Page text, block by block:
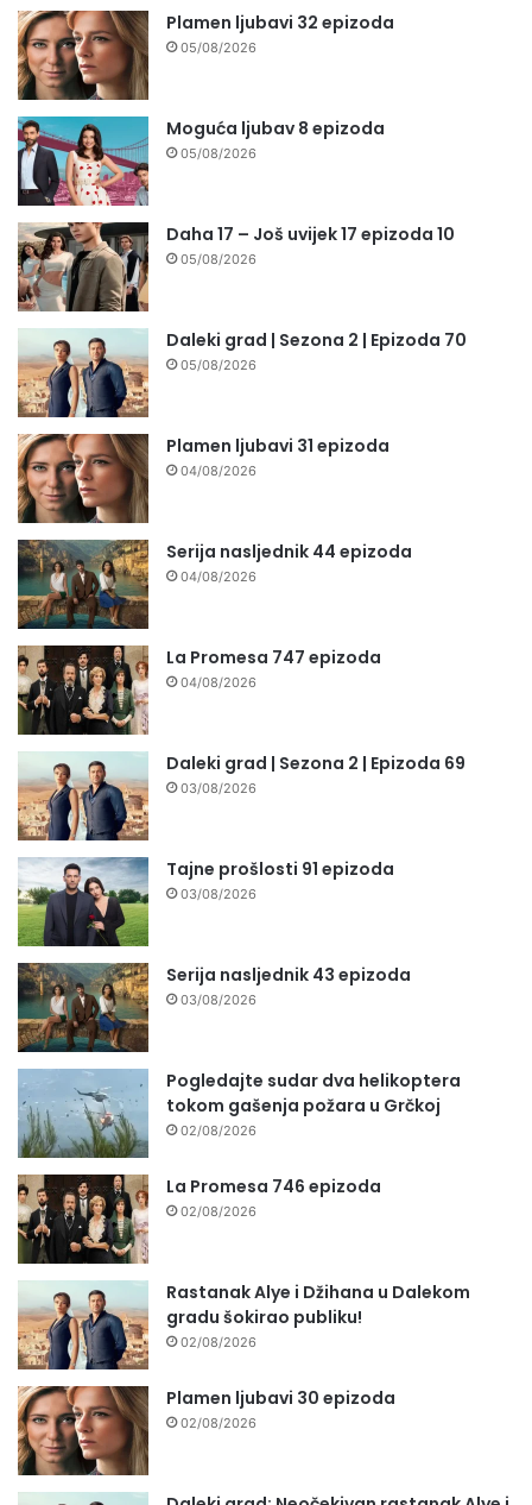
Plamen ljubavi 32 epizoda
05/08/2026
Moguća ljubav 8 epizoda
05/08/2026
Daha 17 – Još uvijek 17 epizoda 10
05/08/2026
Daleki grad | Sezona 2 | Epizoda 70
05/08/2026
Plamen ljubavi 31 epizoda
04/08/2026
Serija nasljednik 44 epizoda
04/08/2026
La Promesa 747 epizoda
04/08/2026
Daleki grad | Sezona 2 | Epizoda 69
03/08/2026
Tajne prošlosti 91 epizoda
03/08/2026
Serija nasljednik 43 epizoda
03/08/2026
Pogledajte sudar dva helikoptera
tokom gašenja požara u Grčkoj
02/08/2026
La Promesa 746 epizoda
02/08/2026
Rastanak Alye i Džihana u Dalekom
gradu šokirao publiku!
02/08/2026
Plamen ljubavi 30 epizoda
02/08/2026